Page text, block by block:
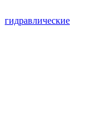
гидравлические